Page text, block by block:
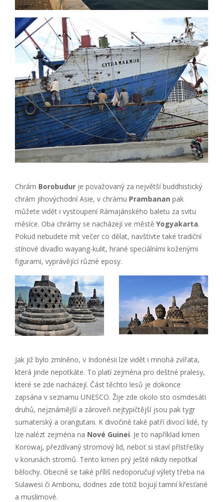
Chrám Borobudur je považovaný za největší buddhistický
chrám jihovýchodní Asie, v chrámu Prambanan pak
můžete vidět i vystoupení Rámajánského baletu za svitu
měsíce. Oba chrámy se nacházejí ve městě Yogyakarta.
Pokud nebudete mít večer co dělat, navštivte také tradiční
stínové divadlo wayang-kulit, hrané speciálními koženými
figurami, vyprávějící různé eposy.
Jak již bylo zmíněno, v Indonésii lze vidět i mnohá zvířata,
která jinde nepotkáte. To platí zejména pro deštné pralesy,
které se zde nacházejí. Část těchto lesů je dokonce
zapsána v seznamu UNESCO. Žije zde okolo sto osmdesáti
druhů, nejznámější a zároveň nejtypičtější jsou pak tygr
sumaterský a orangutani. K divočině také patří divocí lidé, ty
lze nalézt zejména na Nové Guinei. Je to například kmen
Korowaj, přezdívaný stromový lid, neboť si staví přístřešky
v korunách stromů. Tento kmen prý ještě nikdy nepotkal
bělochy. Obecně se také příliš nedoporučují výlety třeba na
Sulawesi či Ambonu, dodnes zde totiž bojují tamní křesťané
a muslimové.